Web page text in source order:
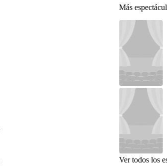
Más
Ver todos los